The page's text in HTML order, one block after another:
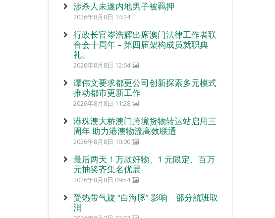
涉杀人未遂内地男子被羁押
2026年8月8日 14:24
行政长官岑浩辉出席澳门法律工作者联
合会十周年 – 第四届架构成员就职典
礼。
2026年8月8日 12:04
谭伟文要求都更公司创新探索多元模式
推动都市更新工作
2026年8月8日 11:28
港珠澳大桥澳门跨境货物转运站启用三
周年 助力港澳物流高效联通
2026年8月8日 10:00
最后两天！万款好物、1 元限定、百万
元抽奖齐集名优展
2026年8月8日 09:54
受热带气旋 “白海豚” 影响 部分航班取
消